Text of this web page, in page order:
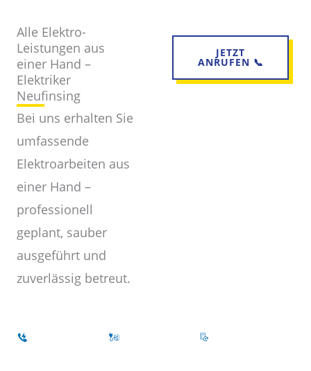
Alle Elektro-
Leistungen aus
einer Hand –
Elektriker
Neufinsing
Bei uns erhalten Sie
umfassende
Elektroarbeiten aus
einer Hand –
professionell
geplant, sauber
ausgeführt und
zuverlässig betreut.
JETZT
ANRUFEN 📞